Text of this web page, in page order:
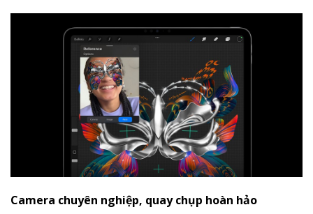
Camera chuyên nghiệp, quay chụp hoàn hảo